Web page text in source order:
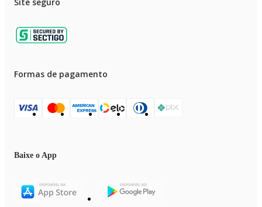
Formas de pagamento
Baixe o App